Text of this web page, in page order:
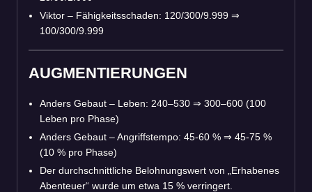
Viktor – Fähigkeitsschaden: 120/300/9.999 ⇒
100/300/9.999
AUGMENTIERUNGEN
Anders Gebaut – Leben: 240–530 ⇒ 300–600 (100
Leben pro Phase)
Anders Gebaut – Angriffstempo: 45-60 % ⇒ 45-75 %
(10 % pro Phase)
Der durchschnittliche Belohnungswert von „Erhabenes
Abenteuer“ wurde um etwa 15 % verringert.